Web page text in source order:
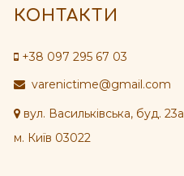
КОНТАКТИ
+38 097 295 67 03
varenictime@gmail.com
вул. Васильківська, буд. 23а
м. Київ 03022